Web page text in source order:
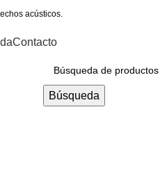
acústicos.
Contacto
Búsqueda